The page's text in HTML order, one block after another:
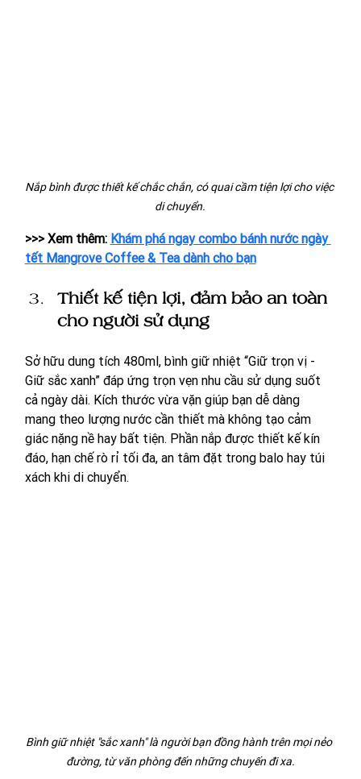
Nắp bình được thiết kế chắc chắn, có quai cầm tiện lợi cho việc
di chuyển.
>>> Xem thêm: Khám phá ngay combo bánh nước ngày
tết Mangrove Coffee & Tea dành cho bạn
Thiết kế tiện lợi, đảm bảo an toàn
cho người sử dụng
Sở hữu dung tích 480ml, bình giữ nhiệt “Giữ trọn vị -
Giữ sắc xanh” đáp ứng trọn vẹn nhu cầu sử dụng suốt
cả ngày dài. Kích thước vừa vặn giúp bạn dễ dàng
mang theo lượng nước cần thiết mà không tạo cảm
giác nặng nề hay bất tiện. Phần nắp được thiết kế kín
đáo, hạn chế rò rỉ tối đa, an tâm đặt trong balo hay túi
xách khi di chuyển.
Bình giữ nhiệt "sắc xanh" là người bạn đồng hành trên mọi nẻo
đường, từ văn phòng đến những chuyến đi xa.